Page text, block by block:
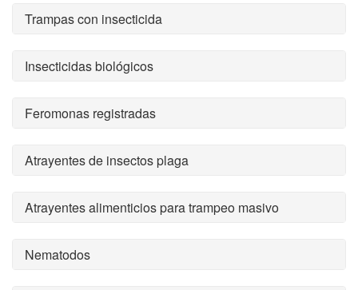
Trampas con insecticida
Insecticidas biológicos
Feromonas registradas
Atrayentes de insectos plaga
Atrayentes alimenticios para trampeo masivo
Nematodos